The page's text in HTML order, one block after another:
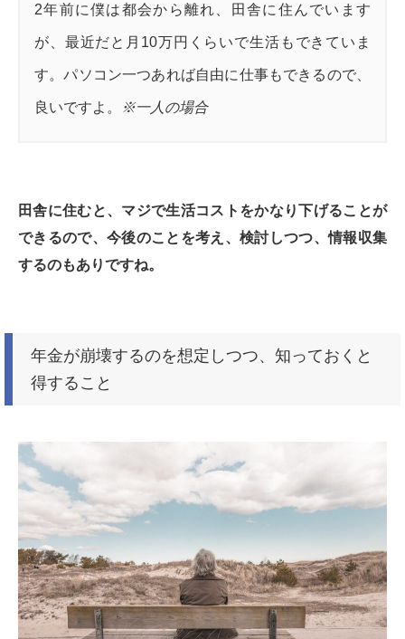
2年前に僕は都会から離れ、田舎に住んでいます
が、最近だと月10万円くらいで生活もできていま
す。パソコン一つあれば自由に仕事もできるので、
良いですよ。 ※一人の場合
田舎に住むと、マジで生活コストをかなり下げることが
できるので、今後のことを考え、検討しつつ、情報収集
するのもありですね。
年金が崩壊するのを想定しつつ、知っておくと
得すること